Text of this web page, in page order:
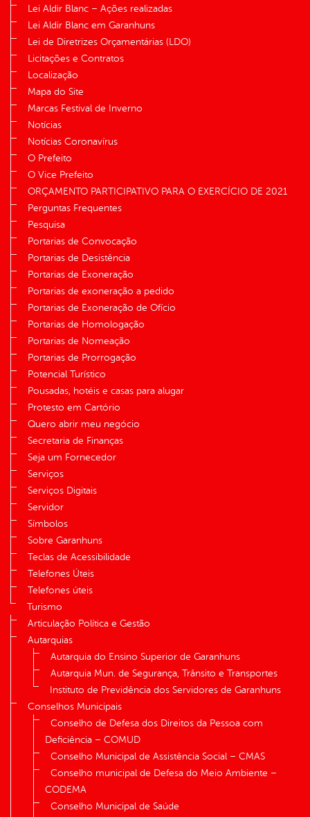
Lei Aldir Blanc – Ações realizadas
Lei Aldir Blanc em Garanhuns
Lei de Diretrizes Orçamentárias (LDO)
Licitações e Contratos
Localização
Mapa do Site
Marcas Festival de Inverno
Notícias
Notícias Coronavírus
O Prefeito
O Vice Prefeito
ORÇAMENTO PARTICIPATIVO PARA O EXERCÍCIO DE 2021
Perguntas Frequentes
Pesquisa
Portarias de Convocação
Portarias de Desistência
Portarias de Exoneração
Portarias de exoneração a pedido
Portarias de Exoneração de Ofício
Portarias de Homologação
Portarias de Nomeação
Portarias de Prorrogação
Potencial Turístico
Pousadas, hotéis e casas para alugar
Protesto em Cartório
Quero abrir meu negócio
Secretaria de Finanças
Seja um Fornecedor
Serviços
Serviços Digitais
Servidor
Símbolos
Sobre Garanhuns
Teclas de Acessibilidade
Telefones Úteis
Telefones úteis
Turismo
Articulação Política e Gestão
Autarquias
Autarquia do Ensino Superior de Garanhuns
Autarquia Mun. de Segurança, Trânsito e Transportes
Instituto de Previdência dos Servidores de Garanhuns
Conselhos Municipais
Conselho de Defesa dos Direitos da Pessoa com
Deficiência – COMUD
Conselho Municipal de Assistência Social – CMAS
Conselho municipal de Defesa do Meio Ambiente –
CODEMA
Conselho Municipal de Saúde